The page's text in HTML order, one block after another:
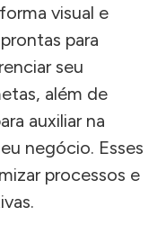
visual e
para
seu
além de
auxiliar na
negócio. Esses
processos e